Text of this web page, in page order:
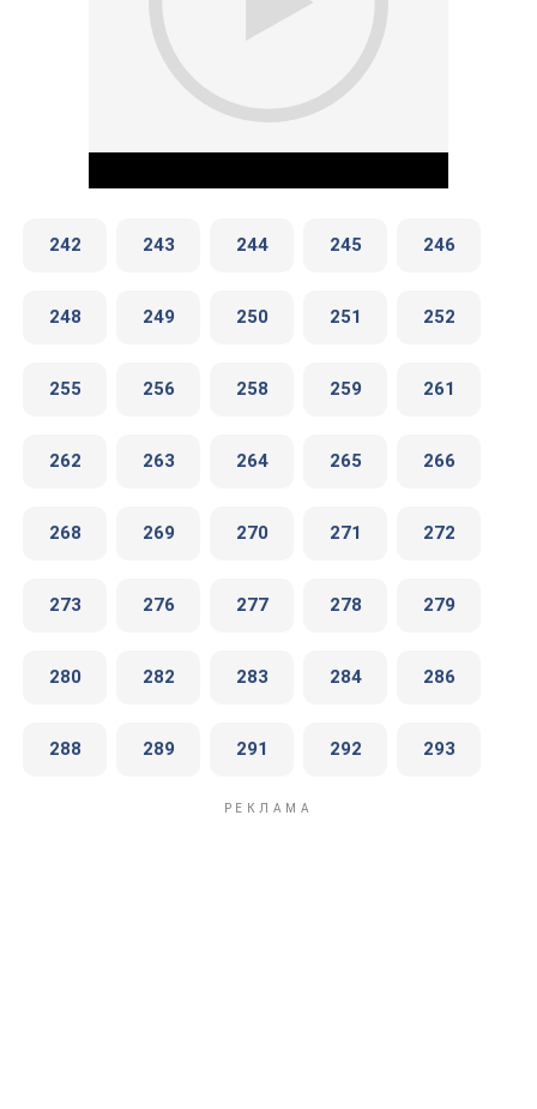
Play Video
242 243 244 245 246
248 249 250 251 252
255 256 258 259 261
262 263 264 265 266
268 269 270 271 272
273 276 277 278 279
280 282 283 284 286
288 289 291 292 293